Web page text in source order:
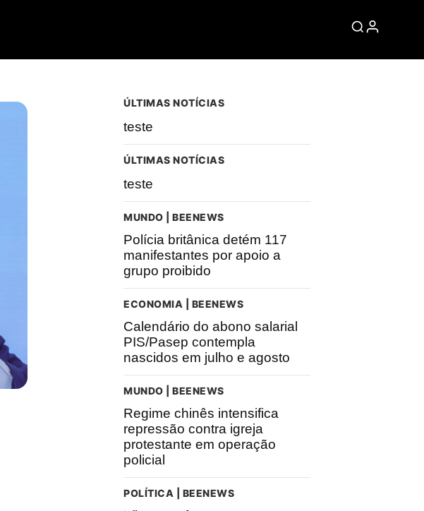
ÚLTIMAS NOTÍCIAS
teste
ÚLTIMAS NOTÍCIAS
teste
MUNDO | BEENEWS
Polícia britânica detém 117
manifestantes por apoio a
grupo proibido
ECONOMIA | BEENEWS
Calendário do abono salarial
PIS/Pasep contempla
nascidos em julho e agosto
MUNDO | BEENEWS
Regime chinês intensifica
repressão contra igreja
protestante em operação
policial
POLÍTICA | BEENEWS